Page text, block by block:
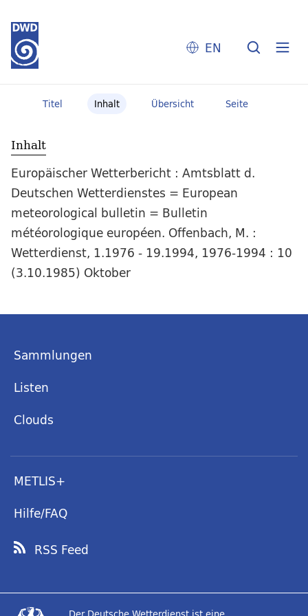
EN
Titel Inhalt Übersicht Seite
Inhalt
Europäischer Wetterbericht : Amtsblatt d.
Deutschen Wetterdienstes = European
meteorological bulletin = Bulletin
météorologique européen. Offenbach, M. :
Wetterdienst, 1.1976 - 19.1994, 1976-1994 : 10
(3.10.1985) Oktober
Sammlungen
Listen
Clouds
METLIS+
Hilfe/FAQ
RSS Feed